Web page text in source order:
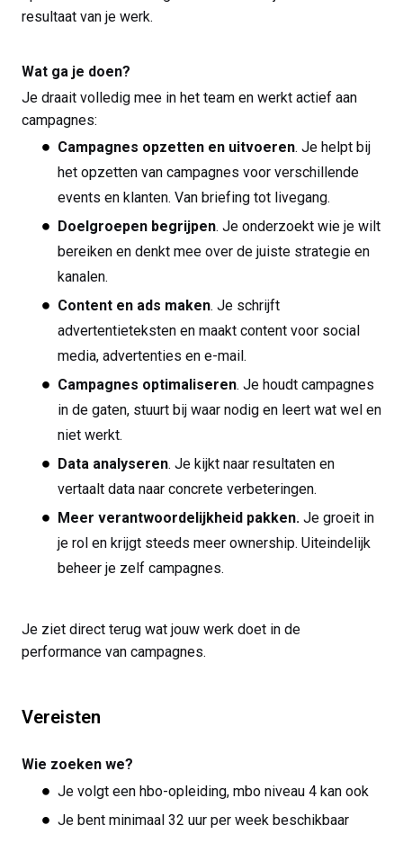
resultaat van je werk.
Wat ga je doen?
Je draait volledig mee in het team en werkt actief aan
campagnes:
Campagnes opzetten en uitvoeren. Je helpt bij
het opzetten van campagnes voor verschillende
events en klanten. Van briefing tot livegang.
Doelgroepen begrijpen. Je onderzoekt wie je wilt
bereiken en denkt mee over de juiste strategie en
kanalen.
Content en ads maken. Je schrijft
advertentieteksten en maakt content voor social
media, advertenties en e-mail.
Campagnes optimaliseren. Je houdt campagnes
in de gaten, stuurt bij waar nodig en leert wat wel en
niet werkt.
Data analyseren. Je kijkt naar resultaten en
vertaalt data naar concrete verbeteringen.
Meer verantwoordelijkheid pakken. Je groeit in
je rol en krijgt steeds meer ownership. Uiteindelijk
beheer je zelf campagnes.
Je ziet direct terug wat jouw werk doet in de
performance van campagnes.
Vereisten
Wie zoeken we?
Je volgt een hbo-opleiding, mbo niveau 4 kan ook
Je bent minimaal 32 uur per week beschikbaar